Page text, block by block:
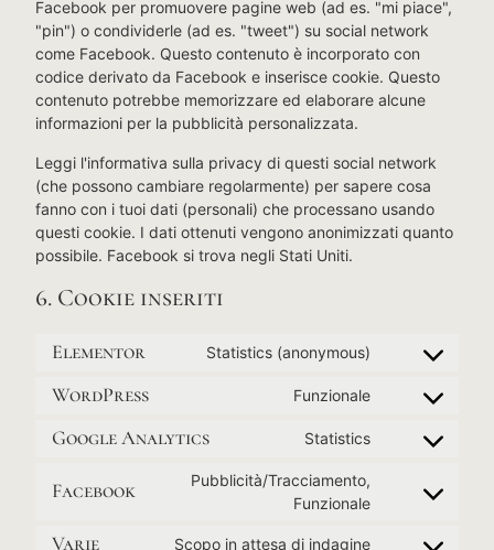
Facebook per promuovere pagine web (ad es. "mi piace",
"pin") o condividerle (ad es. "tweet") su social network
come Facebook. Questo contenuto è incorporato con
codice derivato da Facebook e inserisce cookie. Questo
contenuto potrebbe memorizzare ed elaborare alcune
informazioni per la pubblicità personalizzata.
Leggi l'informativa sulla privacy di questi social network
(che possono cambiare regolarmente) per sapere cosa
fanno con i tuoi dati (personali) che processano usando
questi cookie. I dati ottenuti vengono anonimizzati quanto
possibile. Facebook si trova negli Stati Uniti.
6. Cookie inseriti
Elementor Statistics (anonymous)
WordPress Funzionale
Google Analytics Statistics
Facebook
Pubblicità/Tracciamento,
Funzionale
Varie Scopo in attesa di indagine